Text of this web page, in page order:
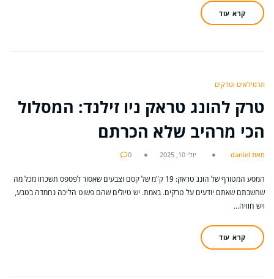
קרא עוד
תרמילאים וטרקים
טרק להונג טראק ניו זילנד: המסלול
הכי מרהיב שלא הכרתם
מאת daniel יולי 10, 2025 0
המסע המטורף של הונג טראק: 19 ק"מ של קסם וצבעים שאסור לפספס תשכחו מכל מה
שחשבתם שאתם יודעים על טרקים. באמת. יש טיולים שהם פשוט הליכה נחמדה בטבע,
ויש חוויה…
קרא עוד